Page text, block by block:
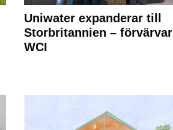
Uniwater expanderar till
Storbritannien – förvärvar
WCI